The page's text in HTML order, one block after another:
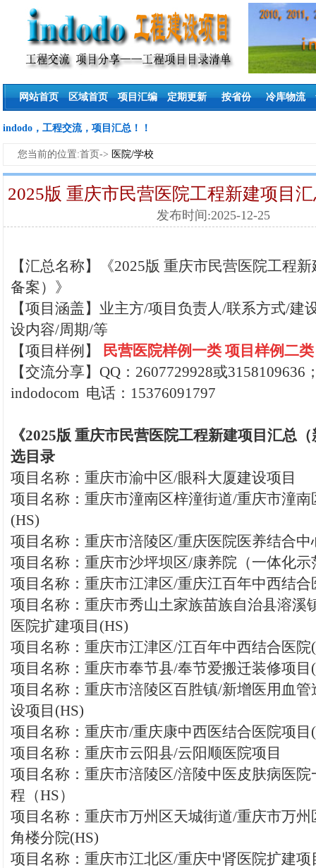
网站首页 区域首页 项目汇编 定期更新 按省份 冷库物流
indodo，工程交流，项目汇总！！
您当前的位置:首页-> 医院/学校
2025版 重庆市民营医院工程新建项目
发布时间:2025-12-25
【汇总名称】《2025版 重庆市民营医院工程
备案）》
【项目涵盖】业主方/项目负责人/联系方式/建
设内容/周期/等
【项目样例】 民营医院样例一类 项 目样例二类
【交流分享】QQ：2607729928或3158109636
indodocom 电话：15376091797
《2025版 重庆市民营医院工程新建项目汇总
选目录
项目名称：重庆市渝中区/眼科大厦建设项目
项目名称：重庆市潼南区梓潼街道/重庆市潼
(HS)
项目名称：重庆市涪陵区/重庆医院医养结合中
项目名称：重庆市沙坪坝区/康养院（一体化示
项目名称：重庆市江津区/重庆江百年中西结合
项目名称：重庆市秀山土家族苗族自治县溶溪
医院扩建项目(HS)
项目名称：重庆市江津区/江百年中西结合医院
项目名称：重庆市奉节县/奉节爱搬迁装修项目
项目名称：重庆市涪陵区百胜镇/新增医用血
设项目(HS)
项目名称：重庆市/重庆康中西医结合医院项目
项目名称：重庆市云阳县/云阳顺医院项目
项目名称：重庆市涪陵区/涪陵中医皮肤病医
程（HS）
项目名称：重庆市万州区天城街道/重庆市万
角楼分院(HS)
项目名称：重庆市江北区/重庆中肾医院扩建项